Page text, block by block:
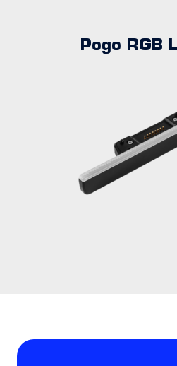
Pogo RGB